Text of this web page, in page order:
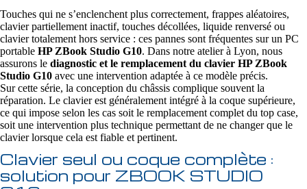
Touches qui ne s’enclenchent plus correctement, frappes aléatoires,
clavier partiellement inactif, touches décollées, liquide renversé ou
clavier totalement hors service : ces pannes sont fréquentes sur un PC
portable HP ZBook Studio G10. Dans notre atelier à Lyon, nous
assurons le diagnostic et le remplacement du clavier HP ZBook
Studio G10 avec une intervention adaptée à ce modèle précis.
Sur cette série, la conception du châssis complique souvent la
réparation. Le clavier est généralement intégré à la coque supérieure,
ce qui impose selon les cas soit le remplacement complet du top case,
soit une intervention plus technique permettant de ne changer que le
clavier lorsque cela est fiable et pertinent.
Clavier seul ou coque complète :
solution pour ZBOOK STUDIO